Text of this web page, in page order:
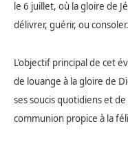
le 6 juillet, où la gloire de
délivrer, guérir, ou consoler.
L’objectif principal de cet
de louange à la gloire de
ses soucis quotidiens et
communion propice à la